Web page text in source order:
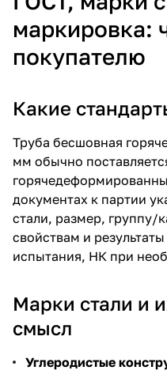
маркировка:
покупателю
Какие
Труба бесшовная
мм обычно
документах к партии
стали, размер, группу/
свойствам и
испытания, НК при
Марки стали и
смысл
Углеродистые